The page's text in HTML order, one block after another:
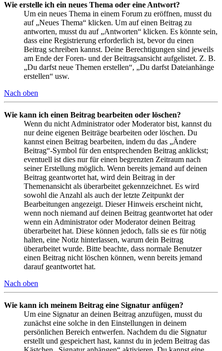
Wie erstelle ich ein neues Thema oder eine Antwort?
Um ein neues Thema in einem Forum zu eröffnen, musst du
auf „Neues Thema“ klicken. Um auf einen Beitrag zu
antworten, musst du auf „Antworten“ klicken. Es könnte sein,
dass eine Registrierung erforderlich ist, bevor du einen
Beitrag schreiben kannst. Deine Berechtigungen sind jeweils
am Ende der Foren- und der Beitragsansicht aufgelistet. Z. B.
„Du darfst neue Themen erstellen“, „Du darfst Dateianhänge
erstellen“ usw.
Nach oben
Wie kann ich einen Beitrag bearbeiten oder löschen?
Wenn du nicht Administrator oder Moderator bist, kannst du
nur deine eigenen Beiträge bearbeiten oder löschen. Du
kannst einen Beitrag bearbeiten, indem du das „Ändere
Beitrag“-Symbol für den entsprechenden Beitrag anklickst;
eventuell ist dies nur für einen begrenzten Zeitraum nach
seiner Erstellung möglich. Wenn bereits jemand auf deinen
Beitrag geantwortet hat, wird dein Beitrag in der
Themenansicht als überarbeitet gekennzeichnet. Es wird
sowohl die Anzahl als auch der letzte Zeitpunkt der
Bearbeitungen angezeigt. Dieser Hinweis erscheint nicht,
wenn noch niemand auf deinen Beitrag geantwortet hat oder
wenn ein Administrator oder Moderator deinen Beitrag
überarbeitet hat. Diese können jedoch, falls sie es für nötig
halten, eine Notiz hinterlassen, warum dein Beitrag
überarbeitet wurde. Bitte beachte, dass normale Benutzer
einen Beitrag nicht löschen können, wenn bereits jemand
darauf geantwortet hat.
Nach oben
Wie kann ich meinem Beitrag eine Signatur anfügen?
Um eine Signatur an deinen Beitrag anzufügen, musst du
zunächst eine solche in den Einstellungen in deinem
persönlichen Bereich entwerfen. Nachdem du die Signatur
erstellt und gespeichert hast, kannst du in jedem Beitrag das